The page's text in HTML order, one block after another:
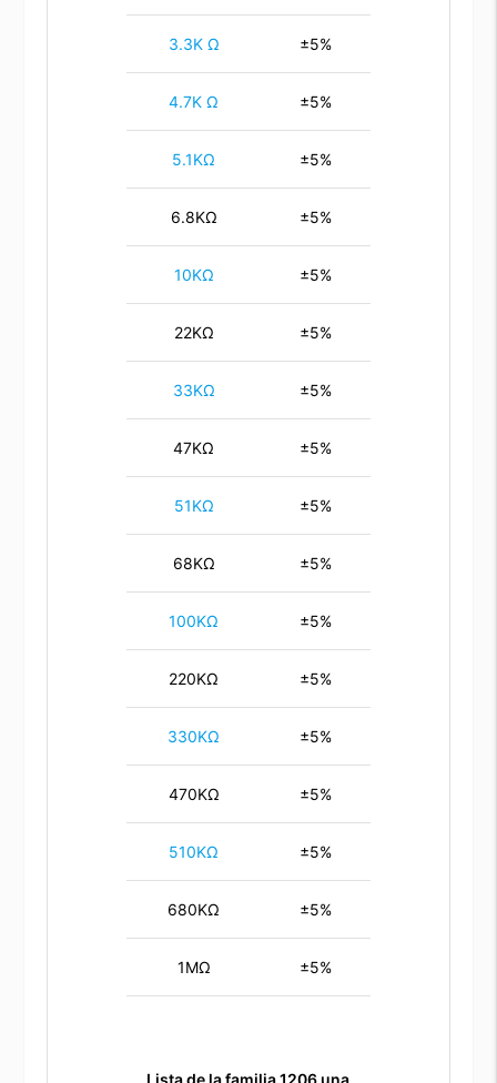
3.3K Ω ±5%
4.7K Ω ±5%
5.1KΩ ±5%
6.8KΩ ±5%
10KΩ ±5%
22KΩ ±5%
33KΩ ±5%
47KΩ ±5%
51KΩ ±5%
68KΩ ±5%
100KΩ ±5%
220KΩ ±5%
330KΩ ±5%
470KΩ ±5%
510KΩ ±5%
680KΩ ±5%
1MΩ ±5%
Lista de la familia 1206 una